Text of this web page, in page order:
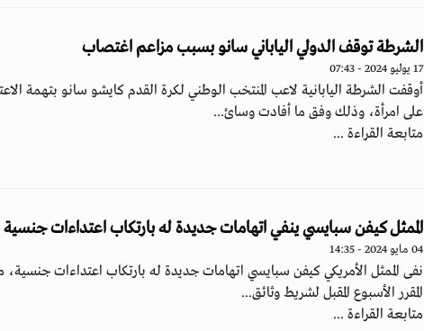
الشرطة توقف الدولي الياباني سانو بسبب مزاعم اغتصاب
17 يوليو 2024 - 07:43
أوقفت الشرطة اليابانية لاعب المنتخب الوطني لكرة القدم كايشو سانو بتهمة
على امرأة، وذلك وفق ما أفادت وسائ...
متابعة القراءة ...
الممثل كيفن سبايسي ينفي اتهامات جديدة له بارتكاب اعتداءات جنسية
04 مايو 2024 - 14:35
نفى الممثل الأمريكي كيفن سبايسي اتهامات جديدة له بارتكاب اعتداءات
المقرر الأسبوع المقبل لشريط وثائق...
متابعة القراءة ...